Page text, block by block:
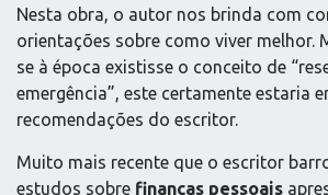
Nesta obra, o autor nos brinda com
orientações sobre como viver melhor.
se à época existisse o conceito de
emergência”, este certamente estaria
recomendações do escritor.
Muito mais recente que o escritor
estudos sobre finanças pessoais